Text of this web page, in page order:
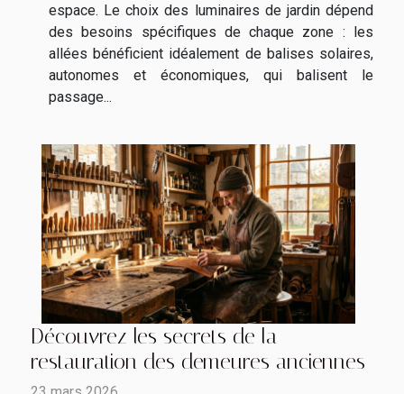
espace. Le choix des luminaires de jardin dépend
des besoins spécifiques de chaque zone : les
allées bénéficient idéalement de balises solaires,
autonomes et économiques, qui balisent le
passage...
Découvrez les secrets de la
restauration des demeures anciennes